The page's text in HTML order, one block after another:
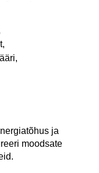
ja
moodsate